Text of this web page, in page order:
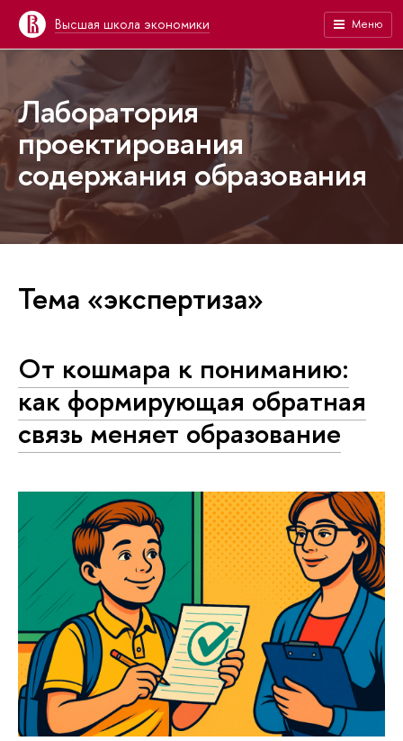
Высшая школа экономики Меню
Лаборатория
проектирования
содержания образования
Тема «экспертиза»
От кошмара к пониманию:
как формирующая обратная
связь меняет образование